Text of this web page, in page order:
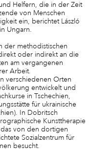
Helfern, die in der Zeit
von Menschen
ein, berichtet László
Ungarn.
der methodistischen
oder indirekt an die
am vergangenen
Arbeit.
verschiedenen Orten
entwickelt und
in Tschechien,
für ukrainische
In Dobritsch
Kunsttherapie
von den dortigen
Sozialzentrum für
besucht.